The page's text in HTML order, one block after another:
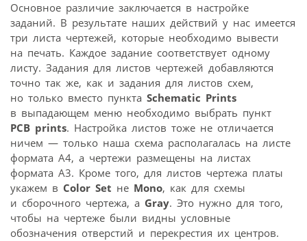
Основное различие заключается в настройке
заданий. В результате наших действий у нас имеется
три листа чертежей, которые необходимо вывести
на печать. Каждое задание соответствует одному
листу. Задания для листов чертежей добавляются
точно так же, как и задания для листов схем,
но только вместо пункта Schematic Prints
в выпадающем меню необходимо выбрать пункт
PCB prints. Настройка листов тоже не отличается
ничем — только наша схема располагалась на листе
формата А4, а чертежи размещены на листах
формата А3. Кроме того, для листов чертежа платы
укажем в Color Set не Mono, как для схемы
и сборочного чертежа, а Gray. Это нужно для того,
чтобы на чертеже были видны условные
обозначения отверстий и перекрестия их центров.